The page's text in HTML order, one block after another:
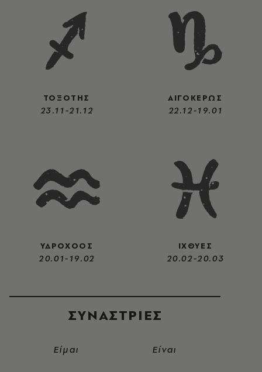
ΤΟΞΟΤΗΣ
23.11-21.12
ΑΙΓΟΚΕΡΩΣ
22.12-19.01
ΥΔΡΟΧΟΟΣ
20.01-19.02
ΙΧΘΥΕΣ
20.02-20.03
ΣΥΝΑΣΤΡIΕΣ
Είμαι Είναι